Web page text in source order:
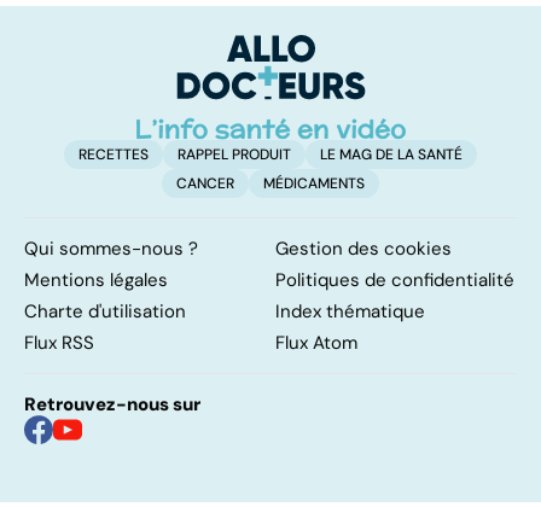
d'angine ?
RECETTES RAPPEL PRODUIT
LE MAG DE LA SANTÉ
CANCER
MÉDICAMENTS
Qui sommes-nous ?
Gestion des cookies
Mentions légales
Politiques de confidentialité
Charte d'utilisation
Index thématique
Flux RSS
Flux Atom
Retrouvez-nous sur